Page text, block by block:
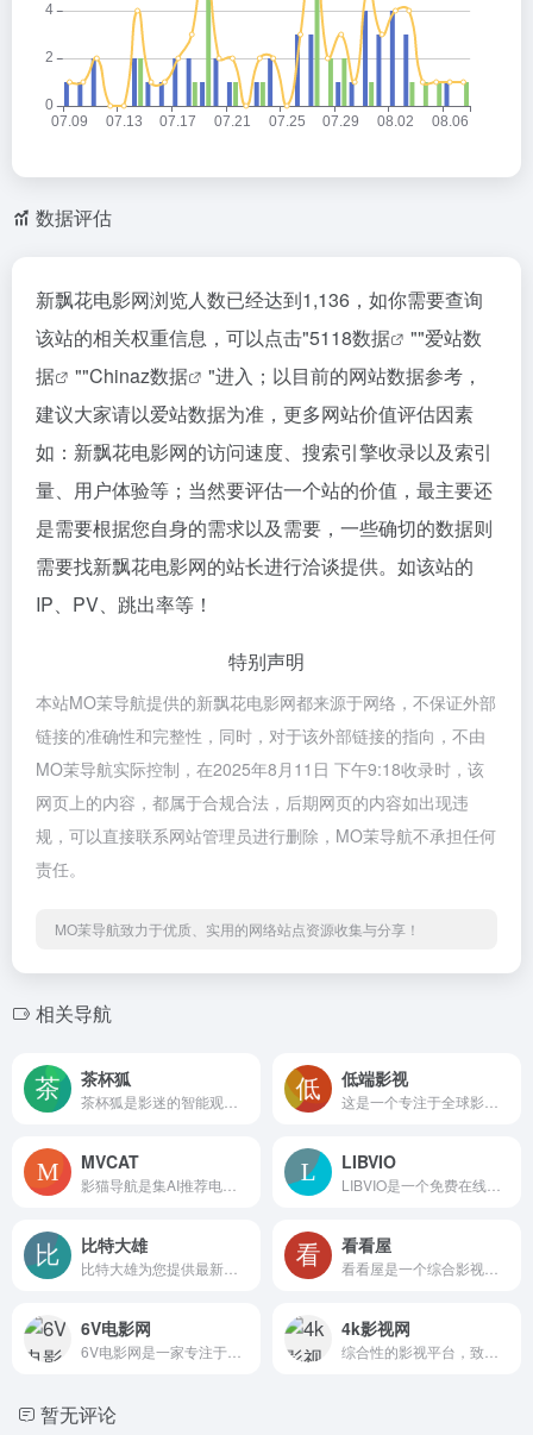
数据评估
新飘花电影网浏览人数已经达到1,136，如你需要查询
该站的相关权重信息，可以点击"5118数据 ""爱站数
据
""Chinaz数据
"进入；以目前的网站数据参考，
建议大家请以爱站数据为准，更多网站价值评估因素
如：新飘花电影网的访问速度、搜索引擎收录以及索引
量、用户体验等；当然要评估一个站的价值，最主要还
是需要根据您自身的需求以及需要，一些确切的数据则
需要找新飘花电影网的站长进行洽谈提供。如该站的
IP、PV、跳出率等！
特别声明
本站MO茉导航提供的新飘花电影网都来源于网络，不保证外部
链接的准确性和完整性，同时，对于该外部链接的指向，不由
MO茉导航实际控制，在2025年8月11日 下午9:18收录时，该
网页上的内容，都属于合规合法，后期网页的内容如出现违
规，可以直接联系网站管理员进行删除，MO茉导航不承担任何
责任。
MO茉导航致力于优质、实用的网络站点资源收集与分享！
相关导航
茶杯狐 低端影视
MVCAT LIBVIO
比特大雄 看看屋
6V电影网 4k影视网
暂无评论